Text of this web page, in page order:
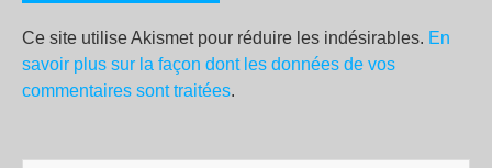
Ce site utilise Akismet pour réduire les indésirables. En
savoir plus sur la façon dont les données de vos
commentaires sont traitées.